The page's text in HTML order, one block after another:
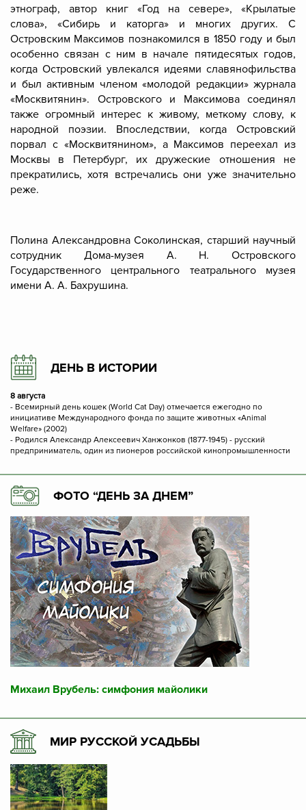
этнограф, автор книг «Год на севере», «Крылатые
слова», «Сибирь и каторга» и многих других. С
Островским Максимов познакомился в 1850 году и был
особенно связан с ним в начале пятидесятых годов,
когда Островский увлекался идеями славянофильства
и был активным членом «молодой редакции» журнала
«Москвитянин». Островского и Максимова соединял
также огромный интерес к живому, меткому слову, к
народной поэзии. Впоследствии, когда Островский
порвал с «Москвитянином», а Максимов переехал из
Москвы в Петербург, их дружеские отношения не
прекратились, хотя встречались они уже значительно
реже.
Полина Александровна Соколинская, старший научный
сотрудник Дома-музея А. Н. Островского
Государственного центрального театрального музея
имени А. А. Бахрушина.
ДЕНЬ В ИСТОРИИ
8 августа
- Всемирный день кошек (World Cat Day) отмечается ежегодно по
инициативе Международного фонда по защите животных «Animal
Welfare» (2002)
- Родился Александр Алексеевич Ханжонков (1877-1945) - русский
предприниматель, один из пионеров российской кинопромышленности
ФОТО “ДЕНЬ ЗА ДНЕМ”
Михаил Врубель: симфония майолики
МИР РУССКОЙ УСАДЬБЫ